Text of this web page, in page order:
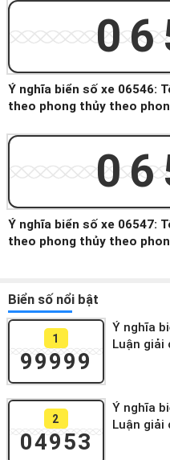
Ý nghĩa biển số xe 06546:
theo phong thủy theo
Ý nghĩa biển số xe 06547:
theo phong thủy theo
Biển số nổi bật
1
99999
Ý nghĩa
Luận
2
04953
Ý nghĩa
Luận